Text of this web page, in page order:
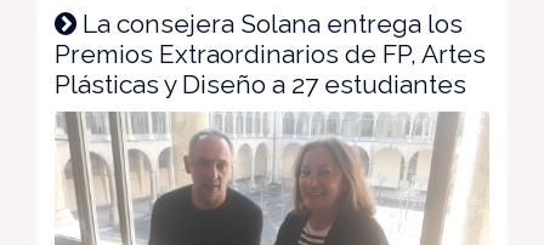
La consejera Solana entrega los
Premios Extraordinarios de FP, Artes
Plásticas y Diseño a 27 estudiantes